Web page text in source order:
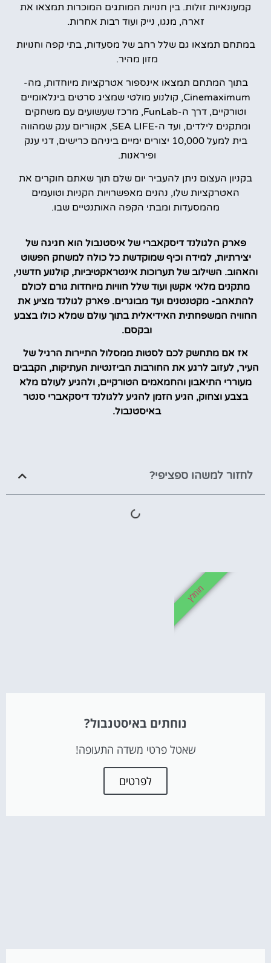
קמעונאיות זולות. בין חנויות המותגים המוכרות תמצאו את
זארה, מנגו, נייק ועוד רבות אחרות.
במתחם תמצאו גם שלל רחב של מסעדות, בתי קפה וחנויות
מזון מהיר.
בתוך המתחם תמצאו אינספור אטרקציות מיוחדות, מה-
Cinemaximum, קולנוע מולטי שמציג סרטים בינלאומיים
וטורקיים, דרך ה-FunLab, מרכז שעשועים עם משחקים
ומתקנים לילדים, ועד ה-SEA LIFE, אקווריום ענק שמהווה
בית למעל 10,000 יצורים ימיים ביניהם כרישים, דגי ענק
ופיראנות.
בקניון העצום ניתן להעביר יום שלם תוך שאתם חוקרים את
האטרקציות שלו, נהנים מאפשרויות הקניות וטועמים
מהמסעדות ומבתי הקפה האותנטיים שבו.
פארק הלגולנד דיסקאברי של איסטנבול הוא חגיגה של
יצירתיות, למידה וכיף שמוקדשת כל כולה למשחק הפשוט
והאהוב. השילוב של תערוכות אינטראקטיביות, קולנוע חדשני,
מתקנים מלאי אקשן ועוד שלל חוויות מיוחדות גורם לכולם
להתאהב- מקטנטנים ועד מבוגרים. פארק לגולנד מציע את
החוויה המשפחתית האידיאלית בתוך עולם שמלא כולו בצבע
ובקסם.
אז אם מתחשק לכם לסטות ממסלול התיירות הרגיל של
העיר, לעזוב לרגע את החורבות הביזנטיות העתיקות, הקבבים
מעוררי התיאבון והחמאמים הטורקיים, ולהגיע לעולם מלא
בצבע וצחוק, הגיע הזמן להגיע ללגולנד דיסקאברי סנטר
באיסטנבול.
לחזור למשהו ספציפי?
נוחתים באיסטנבול?
שאטל פרטי משדה התעופה!
לפרטים
מומלץ